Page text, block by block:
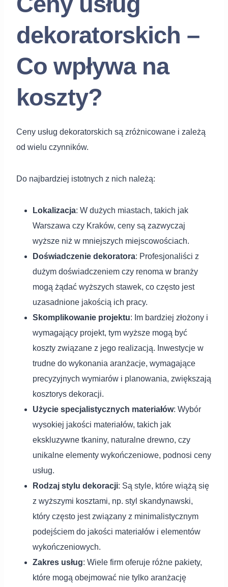
dekoratorskich –
Co wpływa na
koszty?
Ceny usług dekoratorskich są zróżnicowane i zależą
od wielu czynników.
Do najbardziej istotnych z nich należą:
Lokalizacja: W dużych miastach, takich jak
Warszawa czy Kraków, ceny są zazwyczaj
wyższe niż w mniejszych miejscowościach.
Doświadczenie dekoratora: Profesjonaliści z
dużym doświadczeniem czy renoma w branży
mogą żądać wyższych stawek, co często jest
uzasadnione jakością ich pracy.
Skomplikowanie projektu: Im bardziej złożony i
wymagający projekt, tym wyższe mogą być
koszty związane z jego realizacją. Inwestycje w
trudne do wykonania aranżacje, wymagające
precyzyjnych wymiarów i planowania, zwiększają
kosztorys dekoracji.
Użycie specjalistycznych materiałów: Wybór
wysokiej jakości materiałów, takich jak
ekskluzywne tkaniny, naturalne drewno, czy
unikalne elementy wykończeniowe, podnosi ceny
usług.
Rodzaj stylu dekoracji: Są style, które wiążą się
z wyższymi kosztami, np. styl skandynawski,
który często jest związany z minimalistycznym
podejściem do jakości materiałów i elementów
wykończeniowych.
Zakres usług: Wiele firm oferuje różne pakiety,
które mogą obejmować nie tylko aranżację